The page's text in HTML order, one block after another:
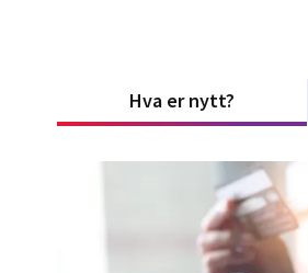
Hva er nytt?